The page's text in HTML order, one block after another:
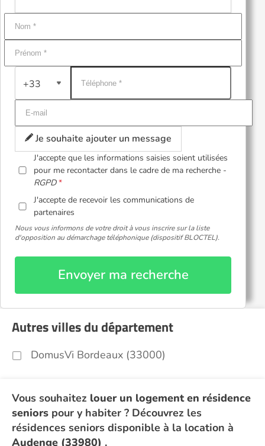
+33
Je souhaite ajouter un message
J'accepte que les informations saisies soient utilisées
pour me recontacter dans le cadre de ma recherche -
RGPD
J'accepte de recevoir les communications de
partenaires
Nous vous informons de votre droit à vous inscrire sur la liste
d'opposition au démarchage téléphonique (dispositif BLOCTEL).
Envoyer ma recherche
Autres villes du département
DomusVi Bordeaux (33000)
Vous souhaitez louer un logement en résidence
seniors pour y habiter ? Découvrez les
résidences seniors disponible à la location à
Audenge (33980) .